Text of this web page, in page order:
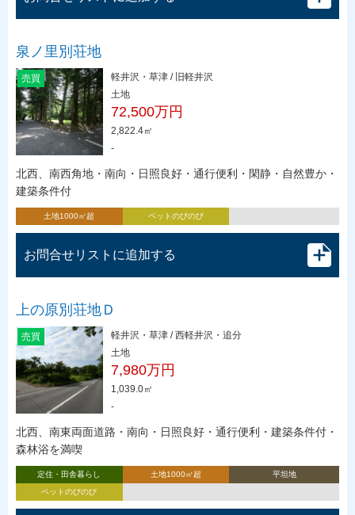
泉ノ里別荘地
売買
軽井沢・草津 / 旧軽井沢
土地
72,500万円
2,822.4㎡
-
北西、南西角地・南向・日照良好・通行便利・閑静・自然豊か・
建築条件付
土地1000㎡超 ペットのびのび
お問合せリストに追加する
上の原別荘地Ｄ
売買
軽井沢・草津 / 西軽井沢・追分
土地
7,980万円
1,039.0㎡
-
北西、南東両面道路・南向・日照良好・通行便利・建築条件付・
森林浴を満喫
定住・田舎暮らし 土地1000㎡超
平坦地
ペットのびのび